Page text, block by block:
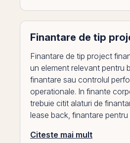
Finantare de tip
Finantare de tip project
un element relevant pentru
finantare sau controlul
operationale. In finante
trebuie citit alaturi de
lease back, finantare pentru
Citeste mai mult